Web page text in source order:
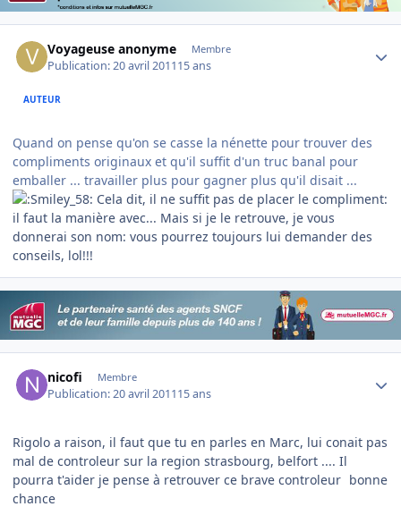
Voyageuse anonyme Membre
Publication:20 avril 201115 ans
AUTEUR
Quand on pense qu'on se casse la nénette pour trouver des
compliments originaux et qu'il suffit d'un truc banal pour
emballer ... travailler plus pour gagner plus qu'il disait ...
Cela dit, il ne suffit pas de placer le compliment:
il faut la manière avec... Mais si je le retrouve, je vous
donnerai son nom: vous pourrez toujours lui demander des
conseils, lol!!!
nicofi Membre
Publication:20 avril 201115 ans
Rigolo a raison, il faut que tu en parles en Marc, lui conait pas
mal de controleur sur la region strasbourg, belfort .... Il
pourra t'aider je pense à retrouver ce brave controleur bonne
chance